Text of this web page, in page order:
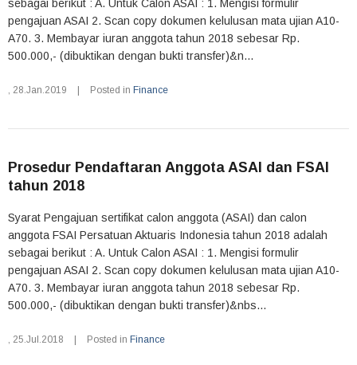
sebagai berikut : A. Untuk Calon ASAI : 1. Mengisi formulir
pengajuan ASAI 2. Scan copy dokumen kelulusan mata ujian A10-
A70. 3. Membayar iuran anggota tahun 2018 sebesar Rp.
500.000,- (dibuktikan dengan bukti transfer)&n...
, 28.Jan.2019 Posted in Finance
Prosedur Pendaftaran Anggota ASAI dan FSAI
tahun 2018
Syarat Pengajuan sertifikat calon anggota (ASAI) dan calon
anggota FSAI Persatuan Aktuaris Indonesia tahun 2018 adalah
sebagai berikut : A. Untuk Calon ASAI : 1. Mengisi formulir
pengajuan ASAI 2. Scan copy dokumen kelulusan mata ujian A10-
A70. 3. Membayar iuran anggota tahun 2018 sebesar Rp.
500.000,- (dibuktikan dengan bukti transfer)&nbs...
, 25.Jul.2018 Posted in Finance